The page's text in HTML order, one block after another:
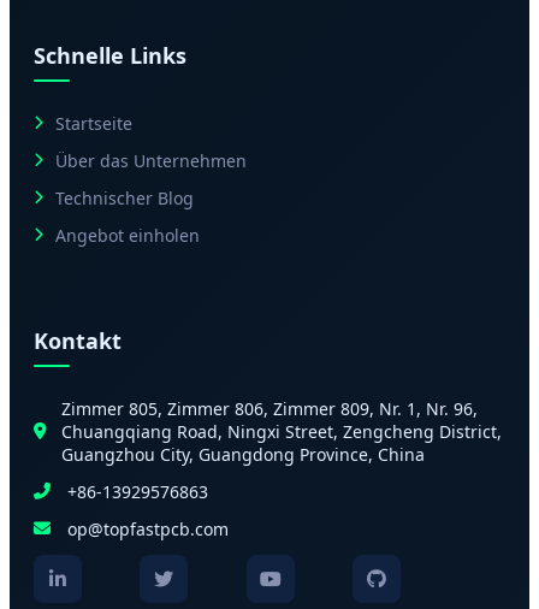
Schnelle Links
Startseite
Über das Unternehmen
Technischer Blog
Angebot einholen
Kontakt
Zimmer 805, Zimmer 806, Zimmer 809, Nr. 1, Nr. 96,
Chuangqiang Road, Ningxi Street, Zengcheng District,
Guangzhou City, Guangdong Province, China
+86-13929576863
op@topfastpcb.com